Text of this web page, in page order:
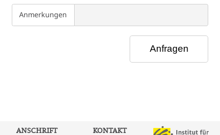
Anmerkungen
ANSCHRIFT KONTAKT